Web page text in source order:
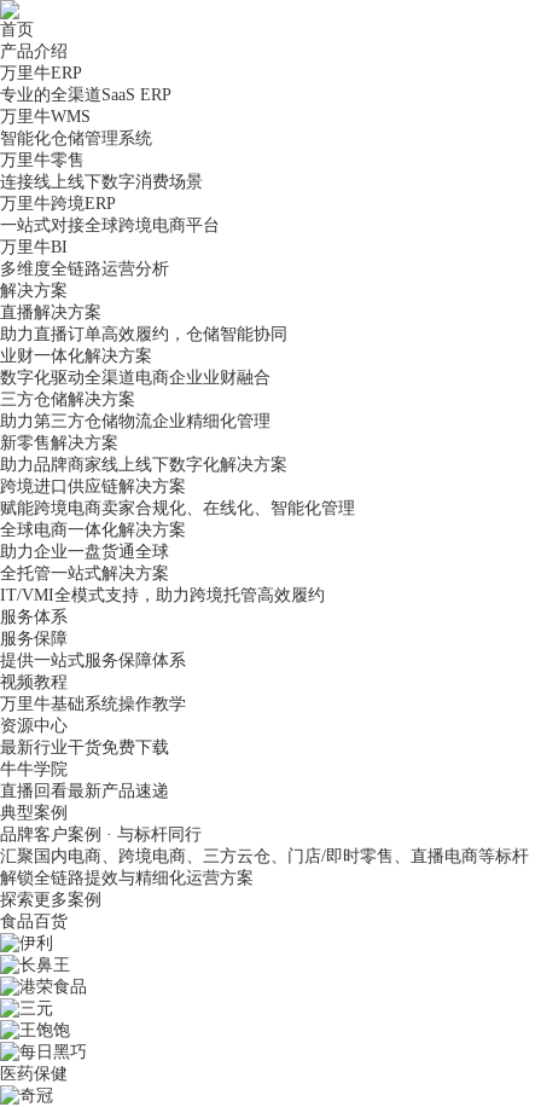
首页
产品介绍
万里牛ERP
专业的全渠道SaaS ERP
万里牛WMS
智能化仓储管理系统
万里牛零售
连接线上线下数字消费场景
万里牛跨境ERP
一站式对接全球跨境电商平台
万里牛BI
多维度全链路运营分析
解决方案
直播解决方案
助力直播订单高效履约，仓储智能协同
业财一体化解决方案
数字化驱动全渠道电商企业业财融合
三方仓储解决方案
助力第三方仓储物流企业精细化管理
新零售解决方案
助力品牌商家线上线下数字化解决方案
跨境进口供应链解决方案
赋能跨境电商卖家合规化、在线化、智能化管理
全球电商一体化解决方案
助力企业一盘货通全球
全托管一站式解决方案
IT/VMI全模式支持，助力跨境托管高效履约
服务体系
服务保障
提供一站式服务保障体系
视频教程
万里牛基础系统操作教学
资源中心
最新行业干货免费下载
牛牛学院
直播回看最新产品速递
典型案例
品牌客户案例 · 与标杆同行
汇聚国内电商、跨境电商、三方云仓、门店/即时零售、直播电商等标杆
解锁全链路提效与精细化运营方案
探索更多案例
食品百货
医药保健